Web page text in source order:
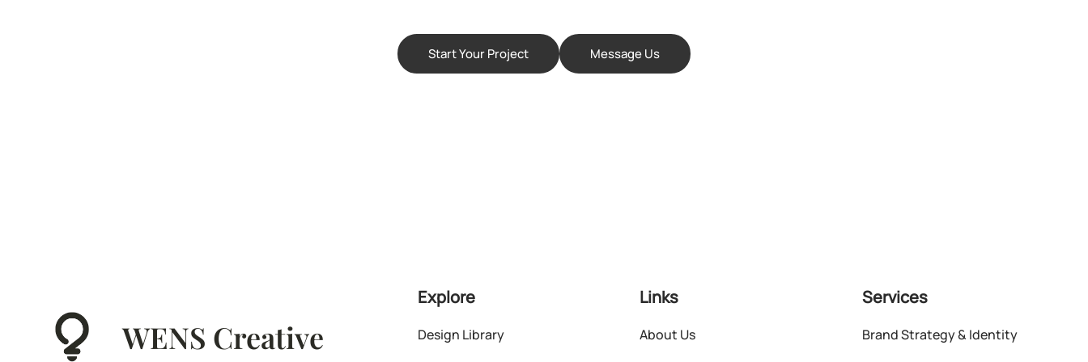
Start Your Project Message Us
WENS Creative
Explore
Design Library
Links
About Us
Services
Brand Strategy & Identity